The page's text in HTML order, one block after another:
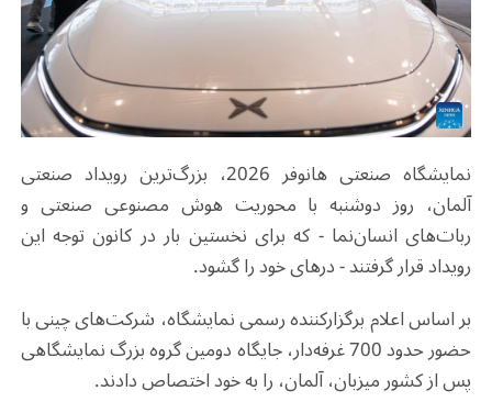
نمایشگاه صنعتی هانوفر 2026، بزرگ‌ترین رویداد صنعتی
آلمان، روز دوشنبه با محوریت هوش مصنوعی صنعتی و
ربات‌های انسان‌نما - که برای نخستین بار در کانون توجه این
رویداد قرار گرفتند - درهای خود را گشود.
بر اساس اعلام برگزارکننده رسمی نمایشگاه، شرکت‌های چینی با
حضور حدود 700 غرفه‌دار، جایگاه دومین گروه بزرگ نمایشگاهی
پس از کشور میزبان، آلمان، را به خود اختصاص دادند.